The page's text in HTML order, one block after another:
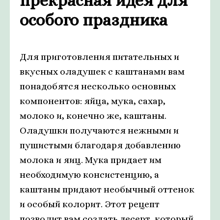
особого праздника
Для приготовления питательных и
вкусных оладушек с каштанами вам
понадобятся несколько основных
компонентов: яйца, мука, сахар,
молоко и, конечно же, каштаны.
Оладушки получаются нежными и
пушистыми благодаря добавлению
молока и яиц. Мука придает им
необходимую консистенцию, а
каштаны придают необычный оттенок
и особый колорит. Этот рецепт